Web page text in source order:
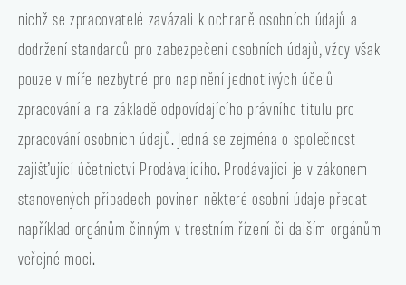
nichž se zpracovatelé zavázali k ochraně osobních údajů a
dodržení standardů pro zabezpečení osobních údajů, vždy však
pouze v míře nezbytné pro naplnění jednotlivých účelů
zpracování a na základě odpovídajícího právního titulu pro
zpracování osobních údajů. Jedná se zejména o společnost
zajišťující účetnictví Prodávajícího. Prodávající je v zákonem
stanovených případech povinen některé osobní údaje předat
například orgánům činným v trestním řízení či dalším orgánům
veřejné moci.